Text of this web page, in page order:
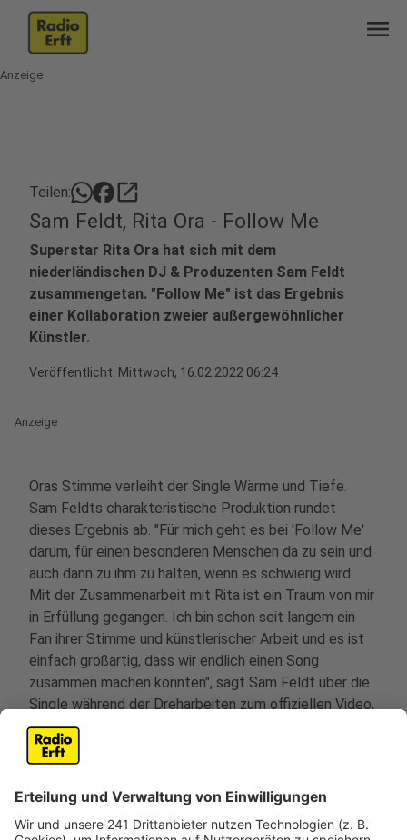
menu
Anzeige
Teilen: open_in_new
Sam Feldt, Rita Ora - Follow Me
Superstar Rita Ora hat sich mit dem
niederländischen DJ & Produzenten Sam Feldt
zusammengetan. "Follow Me" ist das Ergebnis
einer Kollaboration zweier außergewöhnlicher
Künstler.
Veröffentlicht: Mittwoch, 16.02.2022 06:24
Anzeige
Oras Stimme verleiht der Single Wärme und Tiefe.
Sam Feldts charakteristische Produktion rundet
dieses Ergebnis ab. "Für mich geht es bei 'Follow Me'
darum, für einen besonderen Menschen da zu sein und
auch dann zu ihm zu halten, wenn es schwierig wird.
Mit der Zusammenarbeit mit Rita ist ein Traum von mir
in Erfüllung gegangen. Ich bin schon seit langem ein
Fan ihrer Stimme und künstlerischer Arbeit und es ist
einfach großartig, dass wir endlich einen Song
zusammen machen konnten", sagt Sam Feldt über die
Single während der Dreharbeiten zum offiziellen Video,
das in Los Angeles von Regisseur Johannes Lovund
gefilmt wurde.
Platz in meinem Herzen, daher war es fantastisch, mit
Sam an 'Follow Me' arbeiten zu können. Er ist so eine